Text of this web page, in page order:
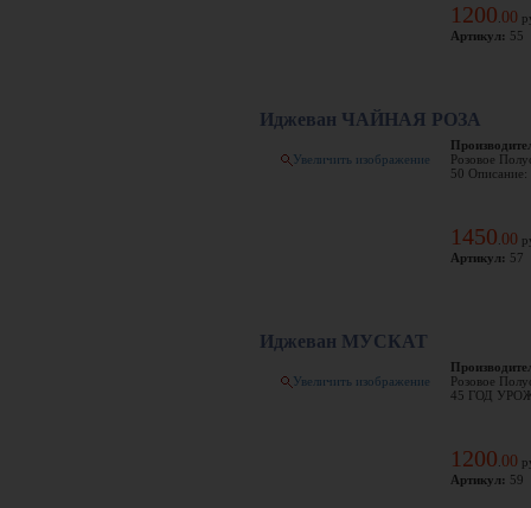
1200 00
Артикул: 55
Иджеван ЧАЙНАЯ РОЗА
Увеличить изображение
Розовое
50 Описание:
1450 00
Артикул: 57
Иджеван МУСКАТ
Увеличить изображение
Розовое
45 ГОД
1200 00
Артикул: 59